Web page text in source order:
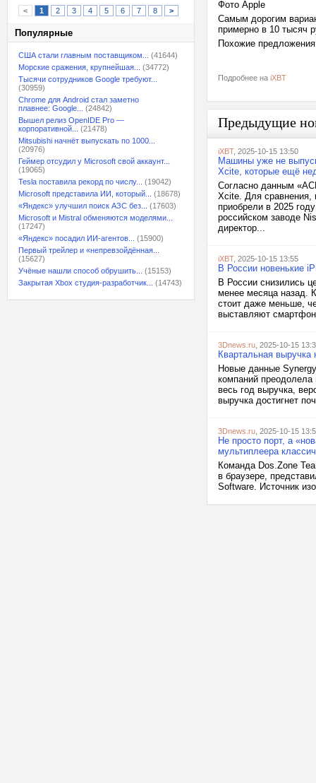
< 1 2 3 4 5 6 7 8 >
Популярные
США стали главным поставщиком...
(41644)
Морские сражения, крупнейшая...
(34772)
Тысячи сотрудников Google требуют...
(30959)
Chrome для Android стал заметно
плавнее: Google...
(24842)
Вышел релиз OpenIDE Pro —
корпоративной...
(21478)
Mitsubishi начнёт выпускать по 1000...
(20976)
Геймер отсудил у Microsoft свой аккаунт...
(19065)
Tesla поставила рекорд по числу...
(19042)
Microsoft представила ИИ, который...
(18678)
«Яндекс» улучшил поиск АЗС без...
(17603)
Microsoft и Mistral обменяются моделями...
(17247)
«Яндекс» посадил ИИ-агентов...
(15900)
Первый трейлер и «непревзойдённая...
(15627)
Учёные нашли способ обрушить...
(15153)
Закрытая Xbox студия-разработчик...
(14743)
Фото Apple
Самым дорогим
примерно в 10 тысяч
Похожие
Подробнее на iXBT
Предыдущие
iXBT, 2025-10-15 13:50
Машины уже не
Xcite, которые ещё
Согласно данным
Xcite. Для сравнения,
приобрели в 2025
российском заводе
директор...
iXBT, 2025-10-15 13:55
В России новенькие
В России снизились
менее месяца назад.
стоит даже меньше,
выставляют
3Dnews.ru , 2025-10-15
Квартальная выручка
Новые данные
компаний преодолела
весь год выручка,
выручка достигнет
3Dnews.ru , 2025-10-15
Не просто порт, а
мультиплеера
Команда Dos.Zone
в браузере,
Software. Источник